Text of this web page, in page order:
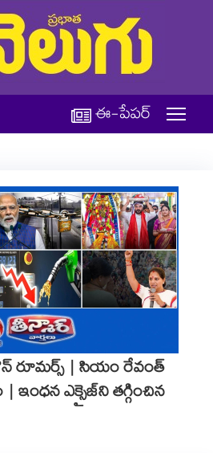
ఈ-పేపర్
| సియం రేవంత్
ఎక్సైజ్‌ని తగ్గించిన